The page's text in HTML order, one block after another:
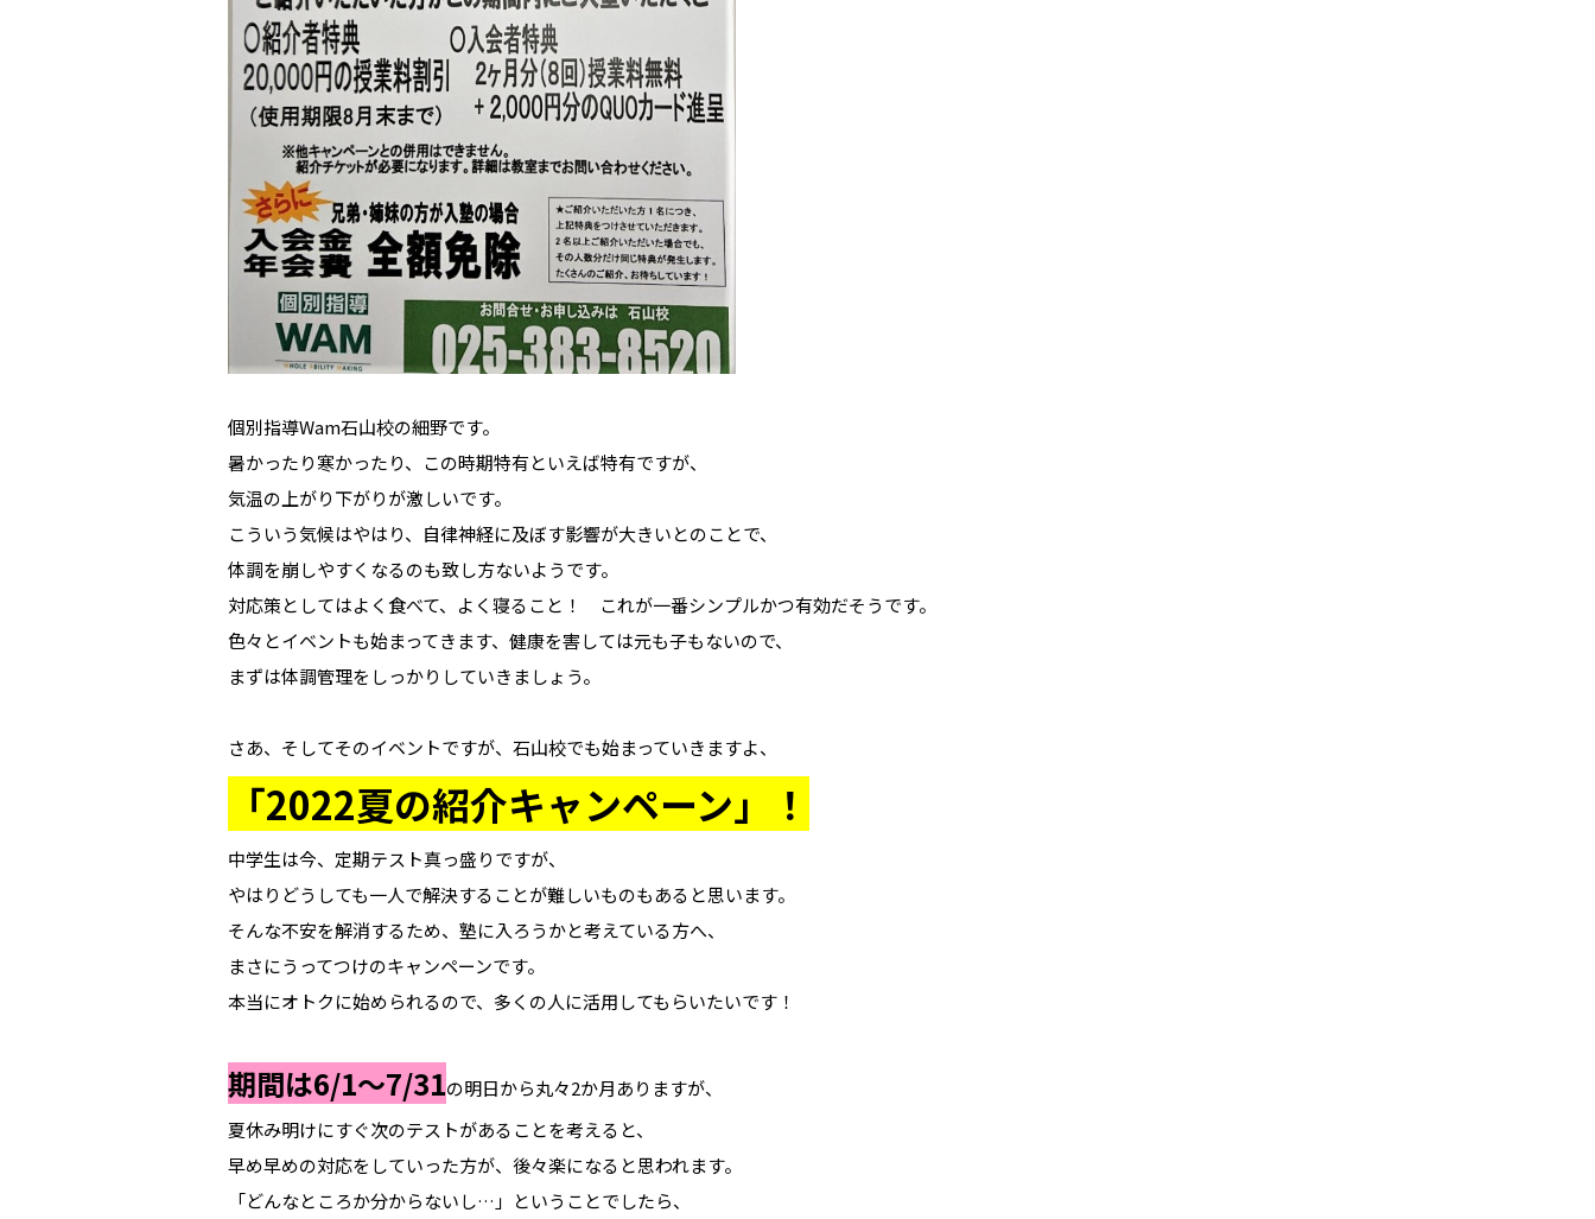
個別指導Wam石山校の細野です。
暑かったり寒かったり、この時期特有といえば特有ですが、
気温の上がり下がりが激しいです。
こういう気候はやはり、自律神経に及ぼす影響が大きいとのことで、
体調を崩しやすくなるのも致し方ないようです。
対応策としてはよく食べて、よく寝ること！ これが一番シンプルかつ有効だそうです。
色々とイベントも始まってきます、健康を害しては元も子もないので、
まずは体調管理をしっかりしていきましょう。
さあ、そしてそのイベントですが、石山校でも始まっていきますよ、
「2022夏の紹介キャンペーン」！
中学生は今、定期テスト真っ盛りですが、
やはりどうしても一人で解決することが難しいものもあると思います。
そんな不安を解消するため、塾に入ろうかと考えている方へ、
まさにうってつけのキャンペーンです。
本当にオトクに始められるので、多くの人に活用してもらいたいです！
期間は6/1～7/31の明日から丸々2か月ありますが、
夏休み明けにすぐ次のテストがあることを考えると、
早め早めの対応をしていった方が、後々楽になると思われます。
「どんなところか分からないし…」ということでしたら、